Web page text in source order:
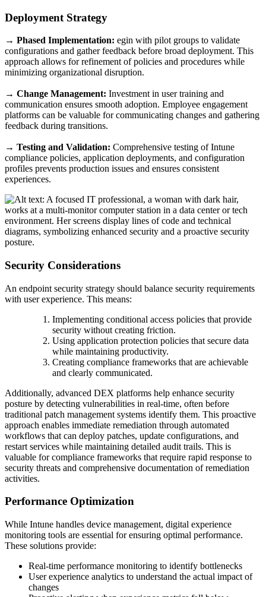
Deployment Strategy
→ Phased Implementation: egin with pilot groups to validate
configurations and gather feedback before broad deployment. This
approach allows for refinement of policies and procedures while
minimizing organizational disruption.
→ Change Management: Investment in user training and
communication ensures smooth adoption. Employee engagement
platforms can be valuable for communicating changes and gathering
feedback during transitions.
→ Testing and Validation: Comprehensive testing of Intune
compliance policies, application deployments, and configuration
profiles prevents production issues and ensures consistent
experiences.
Security Considerations
An endpoint security strategy should balance security requirements
with user experience. This means:
Implementing conditional access policies that provide
security without creating friction.
Using application protection policies that secure data
while maintaining productivity.
Creating compliance frameworks that are achievable
and clearly communicated.
Additionally, advanced DEX platforms help enhance security
posture by detecting vulnerabilities in real-time, often before
traditional patch management systems identify them. This proactive
approach enables immediate remediation through automated
workflows that can deploy patches, update configurations, and
restart services while maintaining detailed audit trails. This is
valuable for compliance frameworks that require rapid response to
security threats and comprehensive documentation of remediation
activities.
Performance Optimization
While Intune handles device management, digital experience
monitoring tools are essential for ensuring optimal performance.
These solutions provide:
Real-time performance monitoring to identify bottlenecks
User experience analytics to understand the actual impact of
changes